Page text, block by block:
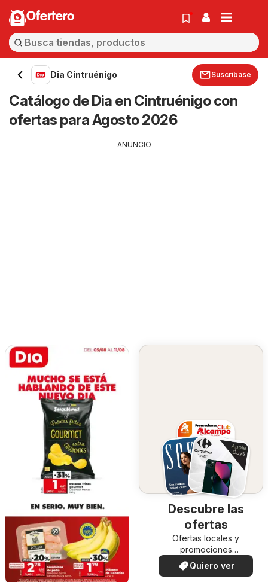
Ofertero
Dia Cintruénigo Suscríbase
Catálogo de Dia en Cintruénigo con
ofertas para Agosto 2026
ANUNCIO
Descubre las
ofertas
Ofertas locales y
promociones
especiales.
Quiero ver